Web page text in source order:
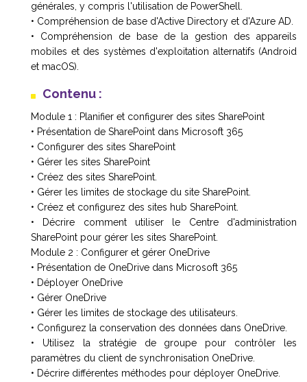
générales, y compris l'utilisation de PowerShell.
• Compréhension de base d'Active Directory et d'Azure AD.
• Compréhension de base de la gestion des appareils
mobiles et des systèmes d'exploitation alternatifs (Android
et macOS).
Contenu :
Module 1 : Planifier et configurer des sites SharePoint
• Présentation de SharePoint dans Microsoft 365
• Configurer des sites SharePoint
• Gérer les sites SharePoint
• Créez des sites SharePoint.
• Gérer les limites de stockage du site SharePoint.
• Créez et configurez des sites hub SharePoint.
• Décrire comment utiliser le Centre d'administration
SharePoint pour gérer les sites SharePoint.
Module 2 : Configurer et gérer OneDrive
• Présentation de OneDrive dans Microsoft 365
• Déployer OneDrive
• Gérer OneDrive
• Gérer les limites de stockage des utilisateurs.
• Configurez la conservation des données dans OneDrive.
• Utilisez la stratégie de groupe pour contrôler les
paramètres du client de synchronisation OneDrive.
• Décrire différentes méthodes pour déployer OneDrive.